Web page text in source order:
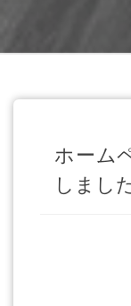
ホーム
しまし